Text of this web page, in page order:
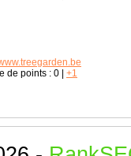
de points : 0 +1